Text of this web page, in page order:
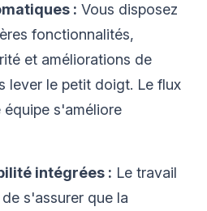
: Vous disposez
fonctionnalités,
et améliorations de
lever le petit doigt. Le flux
s'améliore
intégrées : Le travail
s'assurer que la